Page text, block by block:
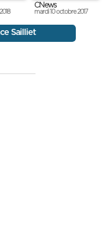
CNews
mardi 10 octobre 2017
Sailliet